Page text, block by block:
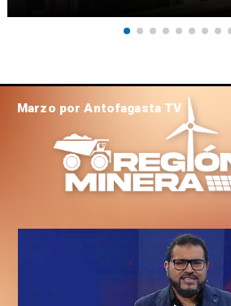
Marzo por Antofagasta TV